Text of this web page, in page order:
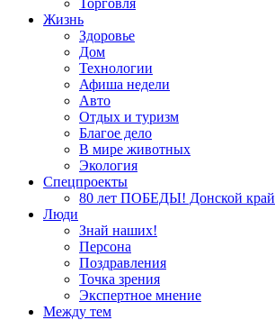
Торговля
Жизнь
Здоровье
Дом
Технологии
Афиша недели
Авто
Отдых и туризм
Благое дело
В мире животных
Экология
Спецпроекты
80 лет ПОБЕДЫ! Донской край
Люди
Знай наших!
Персона
Поздравления
Точка зрения
Экспертное мнение
Между тем